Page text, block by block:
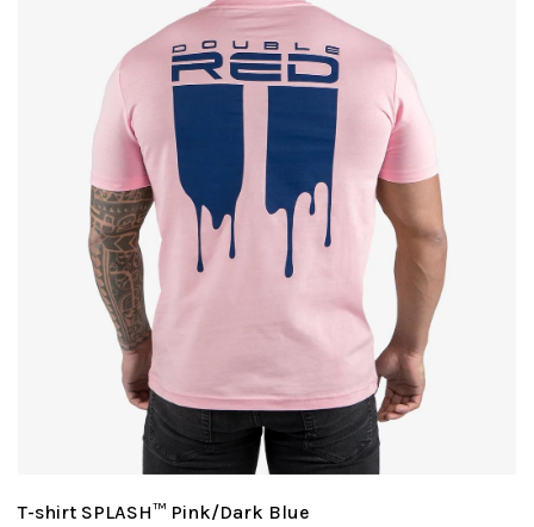
T-shirt SPLASH™ Pink/Dark Blue